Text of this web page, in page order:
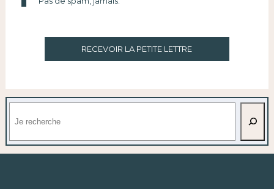
RECEVOIR LA PETITE LETTRE